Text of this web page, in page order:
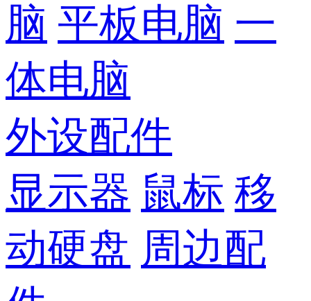
脑 平板电脑 一
体电脑
外设配件
显示器 鼠标 移
动硬盘 周边配